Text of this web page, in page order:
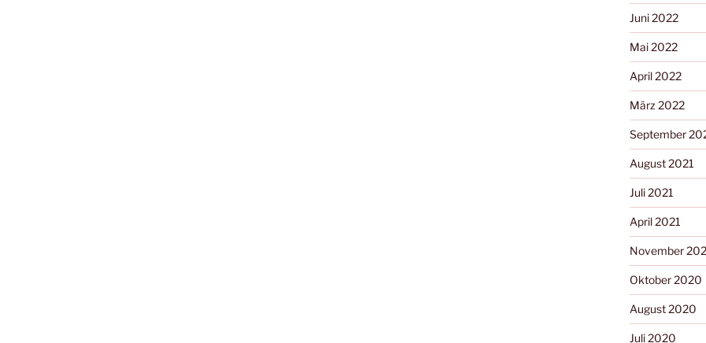
Juni 2022
Mai 2022
April 2022
März 2022
September
August 2021
Juli 2021
April 2021
November
Oktober 2020
August 2020
Juli 2020